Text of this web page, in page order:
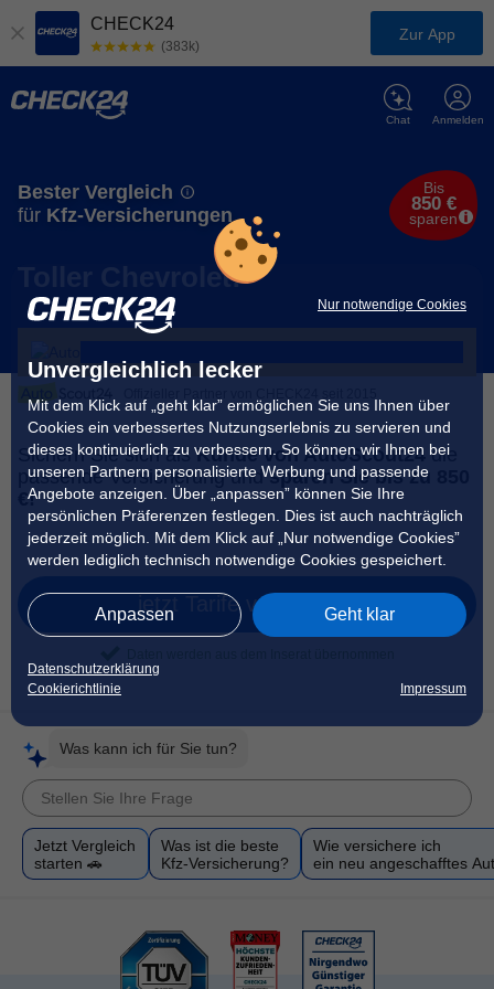
Nur notwendige Cookies
Unvergleichlich lecker
Mit dem Klick auf „geht klar” ermöglichen Sie uns Ihnen über
Cookies ein verbessertes Nutzungserlebnis zu servieren und
dieses kontinuierlich zu verbessern. So können wir Ihnen bei
unseren Partnern personalisierte Werbung und passende
Angebote anzeigen. Über „anpassen” können Sie Ihre
persönlichen Präferenzen festlegen. Dies ist auch nachträglich
jederzeit möglich. Mit dem Klick auf „Nur notwendige Cookies”
werden lediglich technisch notwendige Cookies gespeichert.
Anpassen Geht klar
Datenschutzerklärung
Cookierichtlinie
Impressum
CHECK24
(383k)
Zur App
Anmelden
Chat
Bester Vergleich
für Kfz-Versicherungen
Bis
850 €
sparen
Toller Chevrolet!
Sichern Sie sich alsKunde von AutoScout24 die
passende Versicherung undsparen Sie bis zu 850
€!
jetzt Tarife vergleichen
Was kann ich für Sie tun?
Jetzt Vergleich
starten 🚗
Was ist die beste
Kfz-Versicherung?
Wie versichere ich
ein neu angeschafftes